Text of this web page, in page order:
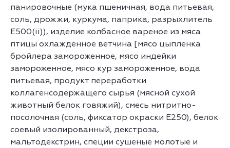
панировочные (мука пшеничная, вода питьевая,
соль, дрожжи, куркума, паприка, разрыхлитель
E500(ii)), изделие колбасное вареное из мяса
птицы охлажденное ветчина [мясо цыпленка
бройлера замороженное, мясо индейки
замороженное, мясо кур замороженное, вода
питьевая, продукт переработки
коллагенсодержащего сырья (мясной сухой
животный белок говяжий), смесь нитритно-
посолочная (соль, фиксатор окраски Е250), белок
соевый изолированный, декстроза,
мальтодекстрин, специи сушеные молотые и